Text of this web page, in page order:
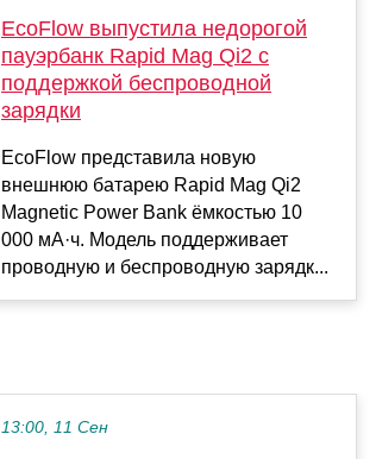
EcoFlow выпустила недорогой
пауэрбанк Rapid Mag Qi2 с
поддержкой беспроводной
зарядки
EcoFlow представила новую
внешнюю батарею Rapid Mag Qi2
Magnetic Power Bank ёмкостью 10
000 мА·ч. Модель поддерживает
проводную и беспроводную зарядк...
13:00, 11 Сен